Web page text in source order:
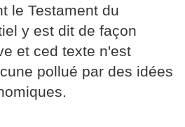
le Testament du
y est dit de façon
et ced texte n'est
pollué par des idées